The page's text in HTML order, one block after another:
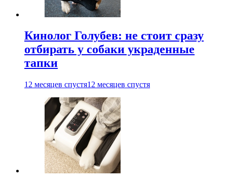
Кинолог Голубев: не стоит сразу
отбирать у собаки украденные
тапки
12 месяцев спустя12 месяцев спустя